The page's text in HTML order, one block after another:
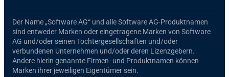
Der Name „Software AG“ und alleSoftware AG-Produktnamen
sind entweder Marken oder eingetragene Marken von Software
AG und/oder seinen Tochtergesellschaften und/oder
verbundenen Unternehmen und/oder deren Lizenzgebern.
Andere hierin genannte Firmen- und Produktnamen können
Marken ihrer jeweiligen Eigentümer sein.